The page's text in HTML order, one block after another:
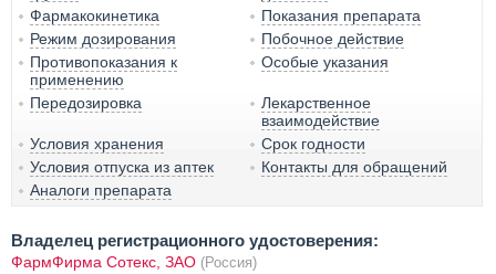
Фармакокинетика
Показания препарата
Режим дозирования
Побочное действие
Противопоказания к
применению
Особые указания
Передозировка
Лекарственное
взаимодействие
Условия хранения
Срок годности
Условия отпуска из аптек
Контакты для обращений
Аналоги препарата
Владелец регистрационного удостоверения:
ФармФирма Сотекс, ЗАО (Россия)